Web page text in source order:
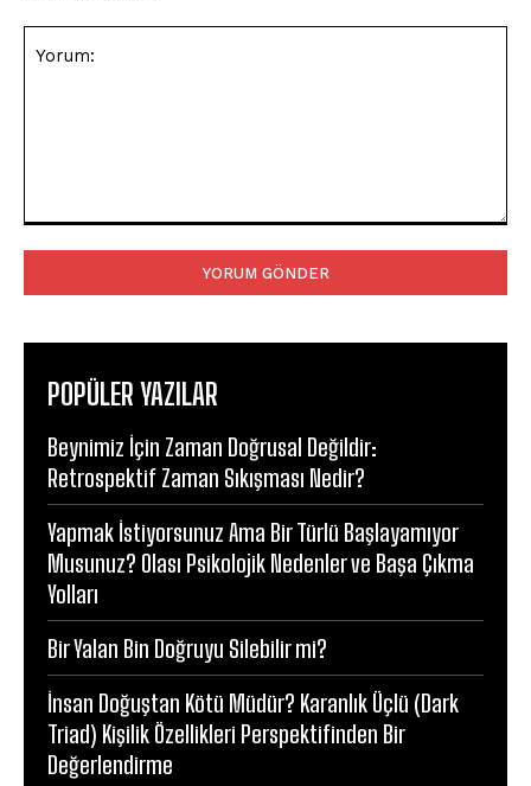
POPÜLER YAZILAR
Beynimiz İçin Zaman Doğrusal Değildir:
Retrospektif Zaman Sıkışması Nedir?
Yapmak İstiyorsunuz Ama Bir Türlü Başlayamıyor
Musunuz? Olası Psikolojik Nedenler ve Başa Çıkma
Yolları
Bir Yalan Bin Doğruyu Silebilir mi?
İnsan Doğuştan Kötü Müdür? Karanlık Üçlü (Dark
Triad) Kişilik Özellikleri Perspektifinden Bir
Değerlendirme